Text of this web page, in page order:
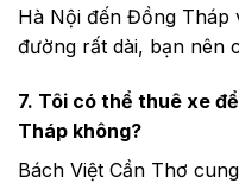
Hà Nội đến Đồng Tháp
đường rất dài, bạn nên
7. Tôi có thể thuê xe
Tháp không?
Bách Việt Cần Thơ